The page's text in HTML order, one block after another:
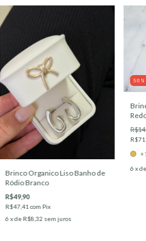
Brinco Organico Liso Banho de
Ródio Branco
R$49,90
R$47,41com Pix
6 x deR$8,32 sem juros
50
6 x